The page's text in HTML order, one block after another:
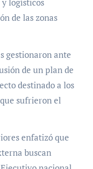
de las zonas
gestionaron ante
de un plan de
destinado a los
sufrieron el
enfatizó que
buscan